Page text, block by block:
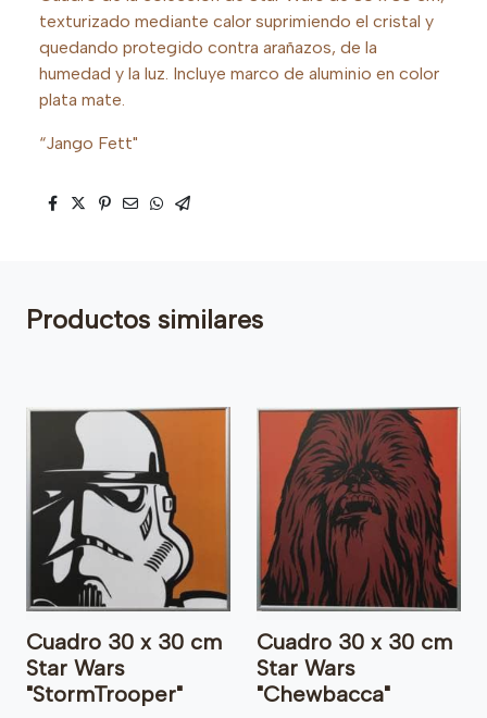
texturizado mediante calor suprimiendo el cristal y
quedando protegido contra arañazos, de la
humedad y la luz. Incluye marco de aluminio en color
plata mate.
“Jango Fett"
Productos similares
Cuadro 30 x 30 cm
Star Wars
"StormTrooper"
Cuadro 30 x 30 cm
Star Wars
"Chewbacca"